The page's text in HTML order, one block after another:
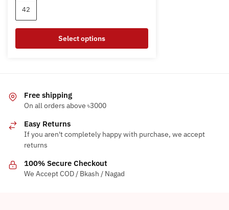
42
Select options
multiple
variants.
options
may
chosen
Free shipping
On all orders above ৳3000
Easy Returns
If you aren't completely happy with purchase, we accept
returns
100% Secure Checkout
We Accept COD / Bkash / Nagad